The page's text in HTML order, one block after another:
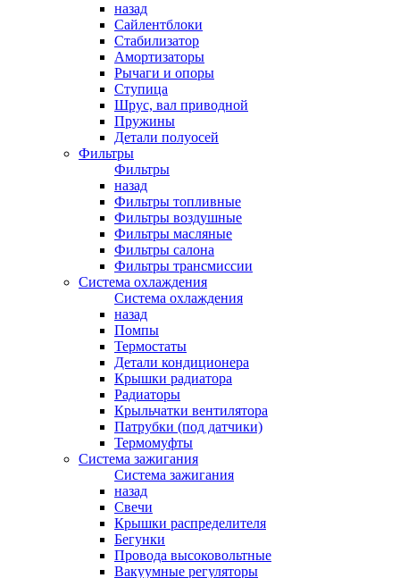
назад
Сайлентблоки
Стабилизатор
Амортизаторы
Рычаги и опоры
Ступица
Шрус, вал приводной
Пружины
Детали полуосей
Фильтры
Фильтры
назад
Фильтры топливные
Фильтры воздушные
Фильтры масляные
Фильтры салона
Фильтры трансмиссии
Система охлаждения
Система охлаждения
назад
Помпы
Термостаты
Детали кондиционера
Крышки радиатора
Радиаторы
Крыльчатки вентилятора
Патрубки (под датчики)
Термомуфты
Система зажигания
Система зажигания
назад
Свечи
Крышки распределителя
Бегунки
Провода высоковольтные
Вакуумные регуляторы